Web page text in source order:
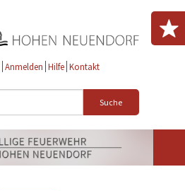
Anmelden Hilfe Kontakt
Suche